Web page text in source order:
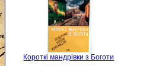
Короткі мандрівки з Боготи